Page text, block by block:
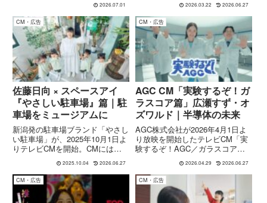
年7月1日より全国で放映開始し
ました。CMでは池田さんが
RADWIMPSの人気楽曲「正解」
**をカバーし、現代を生きる若...
2026.07.01
者ならではの繊細な感情や人間関
係が描かれています。高校生役と
して谷口沙穂さん、狩野煌己さん
が出演し、“伝えたいのに伝え...
2026.03.22 2026.06.27
CM・広告
佐藤日向 × スペースアイ
『やさしい駐車場』篇｜駐
車場をミュージアムに
新潟発の駐車場ブランド「やさし
い駐車場」が、2025年10月1日よ
りテレビCMを開始。CMには俳
し、子どもたちのアートと風景が
溶け合う“駐車場＝ミュージア
ム”的な演出が話題に。CM概要と
背景を徹底解説。
2025.10.04 2026.06.27
CM・広告
AGC CM「実験するぞ！ガ
ラスコア篇」広瀬すず・オ
ズワルド｜半導体の未来
AGC株式会社が2026年4月1日よ
り放映を開始したテレビCM「実
験するぞ！AGC／ガラスコア
コンビ・オズワルド（伊藤俊介、
畠中悠）が出演するCMシリーズ
第3弾の作品です。本CMは、半
導体の進化を支える次世代素...
2026.04.29 2026.06.27
CM・広告 CM・広告